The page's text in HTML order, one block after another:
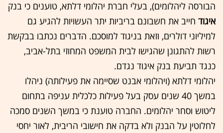
הבורסה ליהלומים), בעלי חברת יהלומי דלתא, טוענים כי בנק
איגוד חייב את חשבונם בריביות יתר העשויות להגיע גם
למיליוני דולרים, וזאת בניגוד למוסכם. הדברים נכתבו בבקשת
רשות להתגונן שהגישו לבית המשפט המחוזי בתל-אביב,
כנגד תביעת בנק איגוד נגדם.
יהלומי דלתא (ויהלומי אבנט שסיימה את פעילותה) ניהלו
במשך 40 שנים עסק בעל פעילות כלכלית עניפה בתחום
ליטוש וסחר יהלומים. החברה טוענת כי במשך השנים סמכה
לחלוטין על הבנק ולא בדקה את חישובי הריבית, לאור יחסי